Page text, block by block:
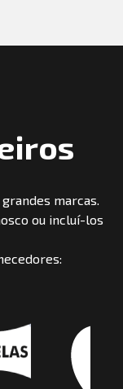
marcas.
ou incluí-los